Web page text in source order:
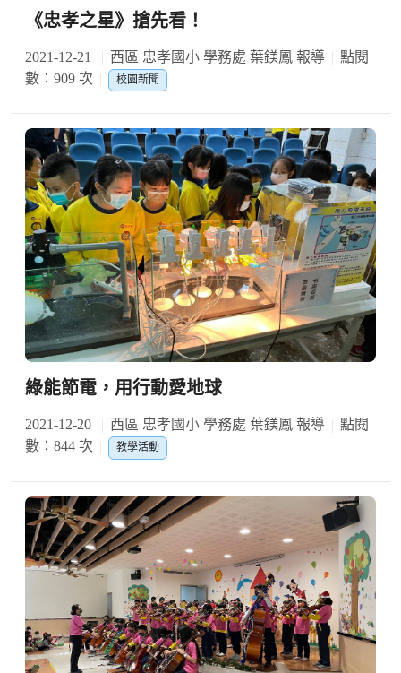
《忠孝之星》搶先看！
2021-12-21 西區 忠孝國小 學務處 葉鎂鳳 報導
點閱
數：909 次
校園新聞
綠能節電，用行動愛地球
2021-12-20 西區 忠孝國小 學務處 葉鎂鳳 報導
點閱
數：844 次
教學活動